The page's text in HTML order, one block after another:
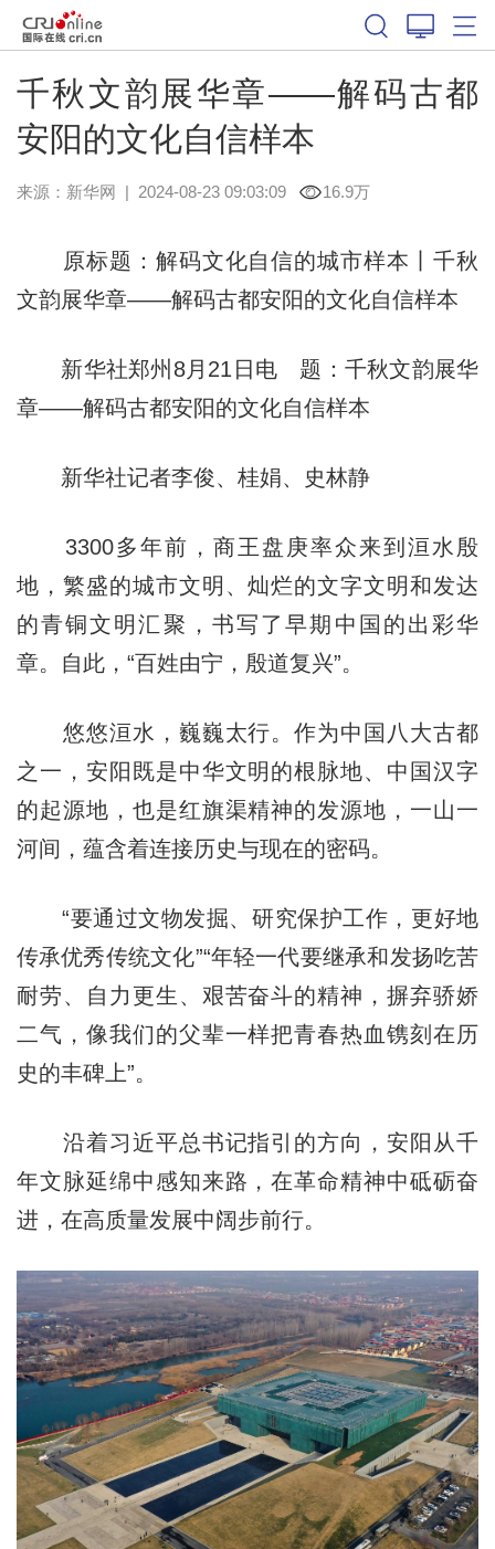
千秋文韵展华章——解码古都
安阳的文化自信样本
来源： 新华网 | 2024-08-23 09:03:09 16.9万
原标题：解码文化自信的城市样本丨千秋
文韵展华章——解码古都安阳的文化自信样本
新华社郑州8月21日电 题：千秋文韵展华
章——解码古都安阳的文化自信样本
新华社记者李俊、桂娟、史林静
3300多年前，商王盘庚率众来到洹水殷
地，繁盛的城市文明、灿烂的文字文明和发达
的青铜文明汇聚，书写了早期中国的出彩华
章。自此，“百姓由宁，殷道复兴”。
悠悠洹水，巍巍太行。作为中国八大古都
之一，安阳既是中华文明的根脉地、中国汉字
的起源地，也是红旗渠精神的发源地，一山一
河间，蕴含着连接历史与现在的密码。
“要通过文物发掘、研究保护工作，更好地
传承优秀传统文化”“年轻一代要继承和发扬吃苦
耐劳、自力更生、艰苦奋斗的精神，摒弃骄娇
二气，像我们的父辈一样把青春热血镌刻在历
史的丰碑上”。
沿着习近平总书记指引的方向，安阳从千
年文脉延绵中感知来路，在革命精神中砥砺奋
进，在高质量发展中阔步前行。